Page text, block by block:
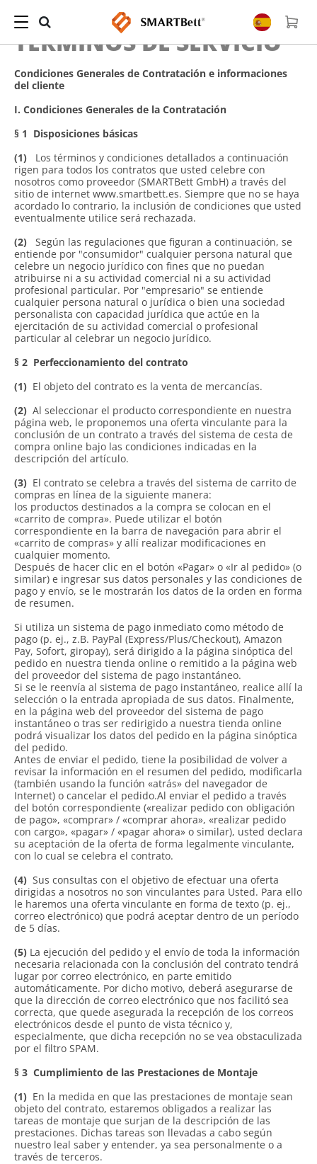
TÉRMINOS DE SERVICIO
Condiciones Generales de Contratación e informaciones
del cliente
I. Condiciones Generales de la Contratación
§ 1 Disposiciones básicas
(1) Los términos y condiciones detallados a continuación
rigen para todos los contratos que usted celebre con
nosotros como proveedor (SMARTBett GmbH) a través del
sitio de internet www.smartbett.es. Siempre que no se haya
acordado lo contrario, la inclusión de condiciones que usted
eventualmente utilice será rechazada.
(2) Según las regulaciones que figuran a continuación, se
entiende por "consumidor" cualquier persona natural que
celebre un negocio jurídico con fines que no puedan
atribuirse ni a su actividad comercial ni a su actividad
profesional particular. Por "empresario" se entiende
cualquier persona natural o jurídica o bien una sociedad
personalista con capacidad jurídica que actúe en la
ejercitación de su actividad comercial o profesional
particular al celebrar un negocio jurídico.
§ 2 Perfeccionamiento del contrato
(1) El objeto del contrato es la venta de mercancías.
(2) Al seleccionar el producto correspondiente en nuestra
página web, le proponemos una oferta vinculante para la
conclusión de un contrato a través del sistema de cesta de
compra online bajo las condiciones indicadas en la
descripción del artículo.
(3) El contrato se celebra a través del sistema de carrito de
compras en línea de la siguiente manera:
los productos destinados a la compra se colocan en el
«carrito de compra». Puede utilizar el botón
correspondiente en la barra de navegación para abrir el
«carrito de compras» y allí realizar modificaciones en
cualquier momento.
Después de hacer clic en el botón «Pagar» o «Ir al pedido» (o
similar) e ingresar sus datos personales y las condiciones de
pago y envío, se le mostrarán los datos de la orden en forma
de resumen.
Si utiliza un sistema de pago inmediato como método de
pago (p. ej., z.B. PayPal (Express/Plus/Checkout), Amazon
Pay, Sofort, giropay), será dirigido a la página sinóptica del
pedido en nuestra tienda online o remitido a la página web
del proveedor del sistema de pago instantáneo.
Si se le reenvía al sistema de pago instantáneo, realice allí la
selección o la entrada apropiada de sus datos. Finalmente,
en la página web del proveedor del sistema de pago
instantáneo o tras ser redirigido a nuestra tienda online
podrá visualizar los datos del pedido en la página sinóptica
del pedido.
Antes de enviar el pedido, tiene la posibilidad de volver a
revisar la información en el resumen del pedido, modificarla
(también usando la función «atrás» del navegador de
Internet) o cancelar el pedido.Al enviar el pedido a través
del botón correspondiente («realizar pedido con obligación
de pago», «comprar» / «comprar ahora», «realizar pedido
con cargo», «pagar» / «pagar ahora» o similar), usted declara
su aceptación de la oferta de forma legalmente vinculante,
con lo cual se celebra el contrato.
(4) Sus consultas con el objetivo de efectuar una oferta
dirigidas a nosotros no son vinculantes para Usted. Para ello
le haremos una oferta vinculante en forma de texto (p. ej.,
correo electrónico) que podrá aceptar dentro de un período
de 5 días.
(5) La ejecución del pedido y el envío de toda la información
necesaria relacionada con la conclusión del contrato tendrá
lugar por correo electrónico, en parte emitido
automáticamente. Por dicho motivo, deberá asegurarse de
que la dirección de correo electrónico que nos facilitó sea
correcta, que quede asegurada la recepción de los correos
electrónicos desde el punto de vista técnico y,
especialmente, que dicha recepción no se vea obstaculizada
por el filtro SPAM.
§ 3 Cumplimiento de las Prestaciones de Montaje
(1) En la medida en que las prestaciones de montaje sean
objeto del contrato, estaremos obligados a realizar las
tareas de montaje que surjan de la descripción de las
prestaciones. Dichas tareas son llevadas a cabo según
nuestro leal saber y entender, ya sea personalmente o a
través de terceros.